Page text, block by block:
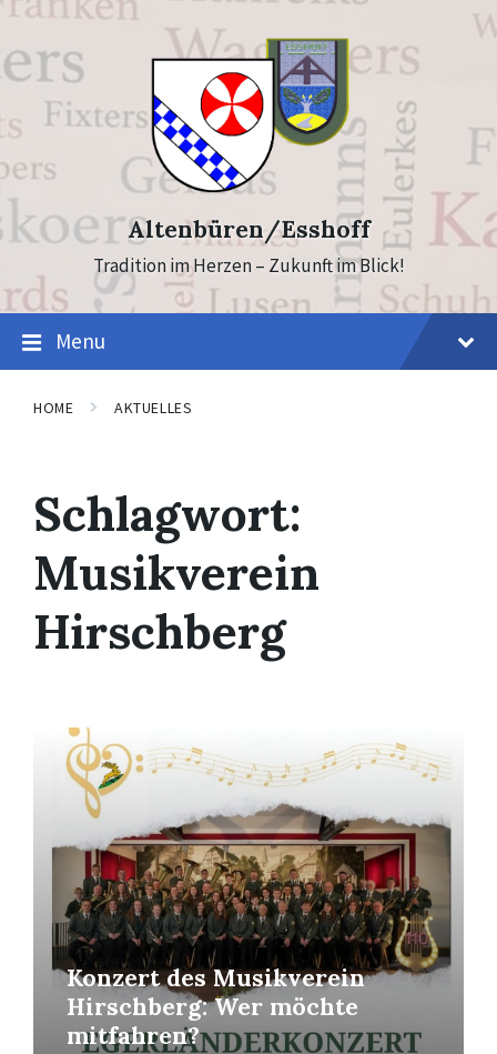
Skip
content
Skip
footer
Altenbüren/Esshoff
Tradition im Herzen – Zukunft im Blick!
Menu
HOME AKTUELLES
Schlagwort:
Musikverein
Hirschberg
Konzert des Musikverein
Hirschberg: Wer möchte
mitfahren?
Mehr
erfahren